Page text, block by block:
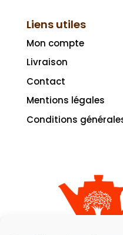
Liens utiles
Mon compte
Livraison
Contact
Mentions légales
Conditions